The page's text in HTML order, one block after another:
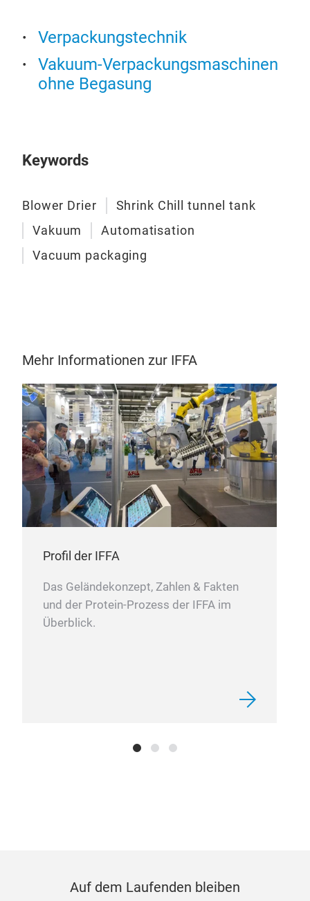
Verpackungstechnik
Vakuum-Verpackungsmaschinen
ohne Begasung
Keywords
Blower Drier
Shrink Chill tunnel tank
Vakuum
Automatisation
Vacuum packaging
Mehr Informationen zur IFFA
Profil der IFFA
Das Geländekonzept, Zahlen & Fakten
und der Protein-Prozess der IFFA im
Überblick.
Auf dem Laufenden bleiben